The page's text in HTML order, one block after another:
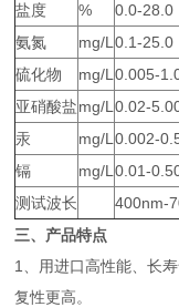
盐度
% 0.0-28.0
氨氮
mg/L 0.1-25.0
硫化物
mg/L 0.005-
亚硝酸盐mg/L 0.02-
汞
mg/L 0.002-
镉
mg/L 0.01-
测试波长
400nm-
三、产品特点
1、用进口高性能、长
复性更高。